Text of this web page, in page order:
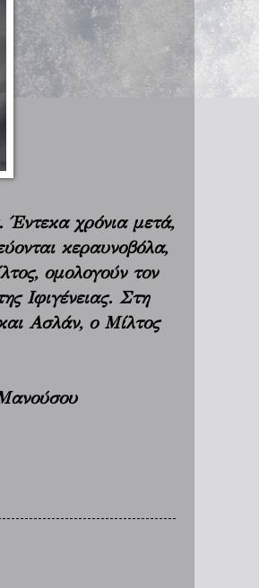
Έντεκα χρόνια μετά,
κεραυνοβόλα,
ομολογούν τον
Ιφιγένειας. Στη
Ασλάν, ο Μίλτος